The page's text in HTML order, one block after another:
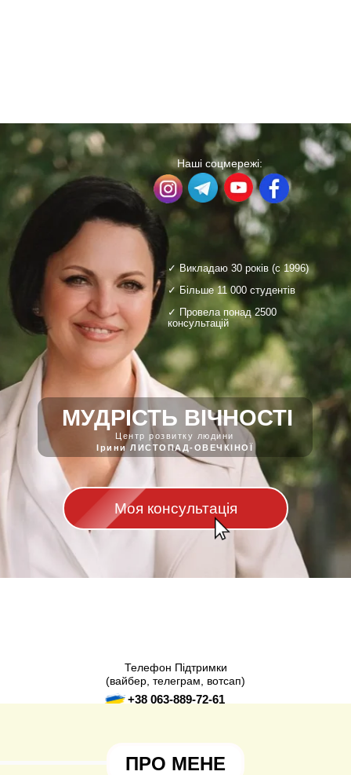
Наші соцмережі:
МУДРІСТЬ ВІЧНОСТІ
Центр розвитку людини
Ірини ЛИСТОПАД-ОВЕЧКІНОЇ
Телефон Підтримки
(вайбер, телеграм, вотсап)
+38 063-889-72-61
✓ Викладаю 30 років (с 1996)
✓ Більше 11 000 студентів
✓ Провела понад 2500
консультацій
Моя консультація
ПРО МЕНЕ